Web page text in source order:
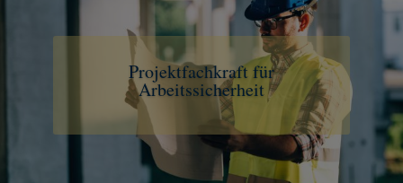
Projektfachkraft für
Arbeitssicherheit